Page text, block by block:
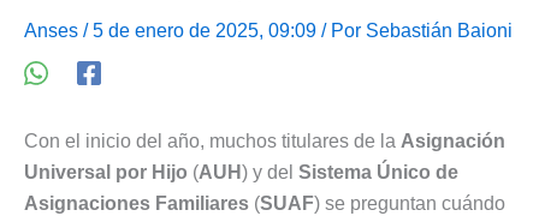
Anses / 5 de enero de 2025, 09:09 / Por Sebastián Baioni
Con el inicio del año, muchos titulares de la Asignación
Universal por Hijo (AUH ) y del Sistema Único de
Asignaciones Familiares (SUAF) se preguntan cuándo